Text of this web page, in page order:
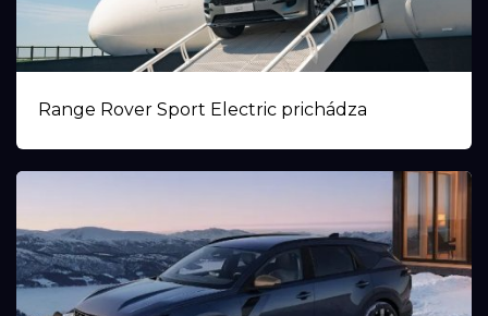
Range Rover Sport Electric prichádza